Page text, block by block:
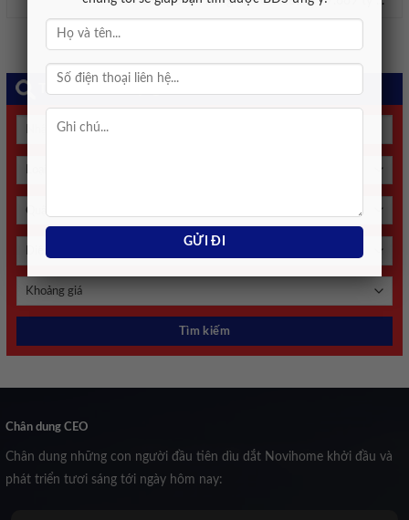
Tìm kiếm bất động sản
Chân dung CEO
Chân dung những con người đầu tiên dìu dắt Novihome khởi đầu và
phát triển tươi sáng tới ngày hôm nay: